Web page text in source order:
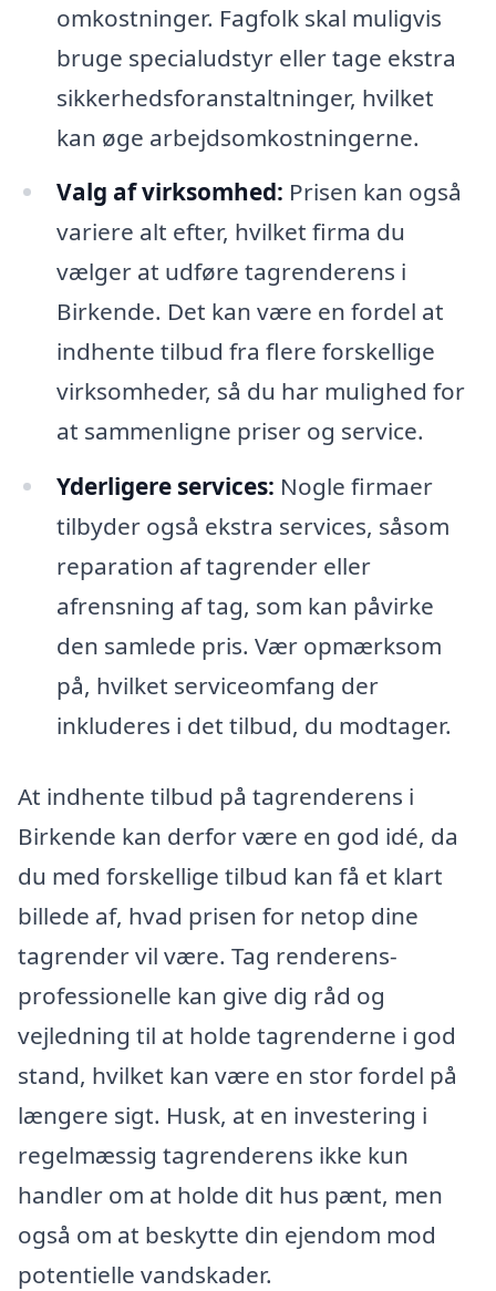
omkostninger. Fagfolk skal muligvis
bruge specialudstyr eller tage ekstra
sikkerhedsforanstaltninger, hvilket
kan øge arbejdsomkostningerne.
Valg af virksomhed: Prisen kan også
variere alt efter, hvilket firma du
vælger at udføre tagrenderens i
Birkende. Det kan være en fordel at
indhente tilbud fra flere forskellige
virksomheder, så du har mulighed for
at sammenligne priser og service.
Yderligere services: Nogle firmaer
tilbyder også ekstra services, såsom
reparation af tagrender eller
afrensning af tag, som kan påvirke
den samlede pris. Vær opmærksom
på, hvilket serviceomfang der
inkluderes i det tilbud, du modtager.
At indhente tilbud på tagrenderens i
Birkende kan derfor være en god idé, da
du med forskellige tilbud kan få et klart
billede af, hvad prisen for netop dine
tagrender vil være. Tag renderens-
professionelle kan give dig råd og
vejledning til at holde tagrenderne i god
stand, hvilket kan være en stor fordel på
længere sigt. Husk, at en investering i
regelmæssig tagrenderens ikke kun
handler om at holde dit hus pænt, men
også om at beskytte din ejendom mod
potentielle vandskader.